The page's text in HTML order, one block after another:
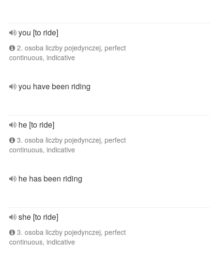
you [to ride]
2. osoba liczby pojedynczej, perfect
continuous, indicative
you have been riding
he [to ride]
3. osoba liczby pojedynczej, perfect
continuous, indicative
he has been riding
she [to ride]
3. osoba liczby pojedynczej, perfect
continuous, indicative